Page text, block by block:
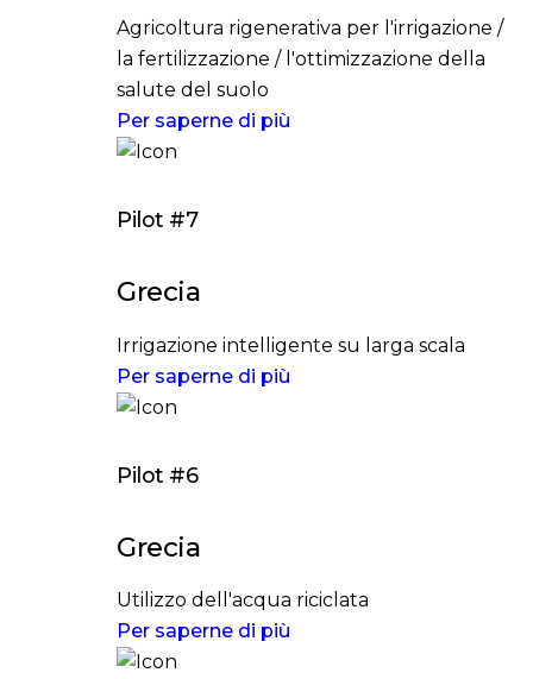
Agricoltura rigenerativa per l'irrigazione /
la fertilizzazione / l'ottimizzazione della
salute del suolo
Per saperne di più
Pilot #7
Grecia
Irrigazione intelligente su larga scala
Per saperne di più
Pilot #6
Grecia
Utilizzo dell'acqua riciclata
Per saperne di più